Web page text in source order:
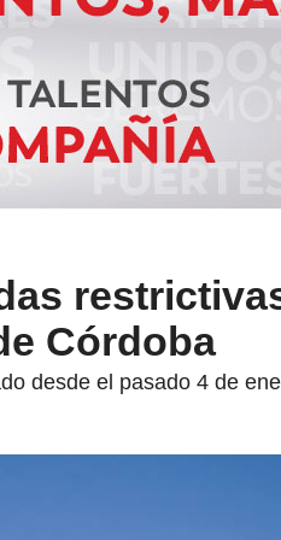
Córdoba
desde el pasado 4 de